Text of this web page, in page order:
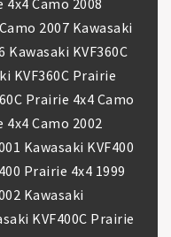
4x4 Camo 2008
2007 Kawasaki
Kawasaki KVF360C
KVF360C Prairie
Prairie 4x4 Camo
4x4 Camo 2002
Kawasaki KVF400
Prairie 4x4 1999
Kawasaki
KVF400C Prairie